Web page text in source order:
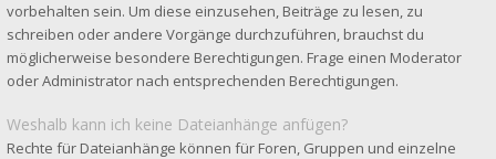
vorbehalten sein. Um diese einzusehen, Beiträge zu lesen, zu
schreiben oder andere Vorgänge durchzuführen, brauchst du
möglicherweise besondere Berechtigungen. Frage einen Moderator
oder Administrator nach entsprechenden Berechtigungen.
Weshalb kann ich keine Dateianhänge anfügen?
Rechte für Dateianhänge können für Foren, Gruppen und einzelne